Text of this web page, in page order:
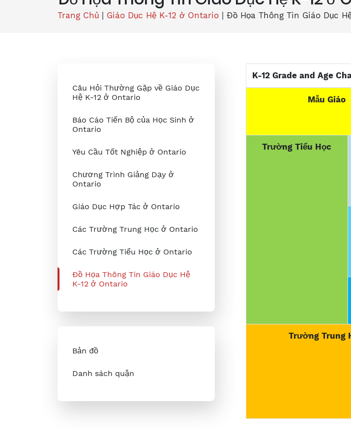
Trang Chủ Giáo Dục Hệ K-12 ở Ontario Đồ Họa Thông Tin Giáo Dục
Câu Hỏi Thường Gặp về Giáo Dục
Hệ K-12 ở Ontario
Báo Cáo Tiến Bộ của Học Sinh ở
Ontario
Yêu Cầu Tốt Nghiệp ở Ontario
Chương Trình Giảng Dạy ở
Ontario
Giáo Dục Hợp Tác ở Ontario
Các Trường Trung Học ở Ontario
Các Trường Tiểu Học ở Ontario
Đồ Họa Thông Tin Giáo Dục Hệ
K-12 ở Ontario
Bản đồ
Danh sách quận
K-12 Grade and Age
Mẫu Giáo
Trường Tiểu Học
Trường Trung